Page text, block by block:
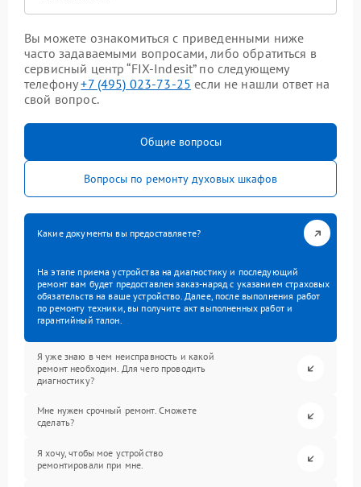
Вы можете ознакомиться с приведенными ниже
часто задаваемыми вопросами, либо обратиться в
сервисный центр “FIX-Indesit” по следующему
телефону+7 (495) 023-73-25 если не нашли ответ на
свой вопрос.
Общие вопросы
Вопросы по ремонту духовых шкафов
Какие документы вы предоставляете?
На этапе приема устройства на диагностику и последующий
ремонт вам будет предоставлен заказ-наряд с указанием страховых
обязательств на ваше устройство. Далее, после выполнения работ
по ремонту техники, вы получите акт выполненных работ и
гарантийный талон.
Я уже знаю в чем неисправность и какой
ремонт необходим. Для чего проводить
диагностику?
Мне нужен срочный ремонт. Сможете
сделать?
Я хочу, чтобы мое устройство
ремонтировали при мне.